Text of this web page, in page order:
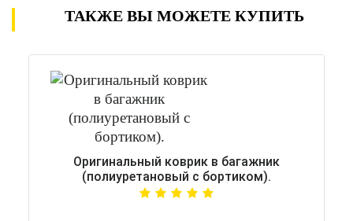
ТАКЖЕ ВЫ МОЖЕТЕ КУПИТЬ
Оригинальный коврик в багажник
(полиуретановый с бортиком).